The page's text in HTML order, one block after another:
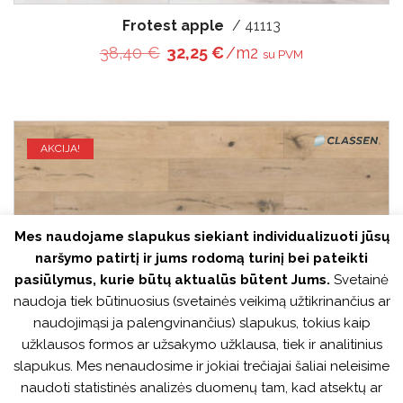
Frotest apple / 41113
38,40€ Original price was: 38,40 €.
32,25€Current price is: 32,25
/m2 su PVM
AKCIJA!
/ 41115
Mes naudojame slapukus siekiant individualizuoti jūsų
naršymo patirtį ir jums rodomą turinį bei pateikti
pasiūlymus, kurie būtų aktualūs būtent Jums. Svetainė
naudoja tiek būtinuosius (svetainės veikimą užtikrinančius ar
naudojimąsi ja palengvinančius) slapukus, tokius kaip
užklausos formos ar užsakymo užklausa, tiek ir analitinius
slapukus. Mes nenaudosime ir jokiai trečiajai šaliai neleisime
naudoti statistinės analizės duomenų tam, kad atsektų ar